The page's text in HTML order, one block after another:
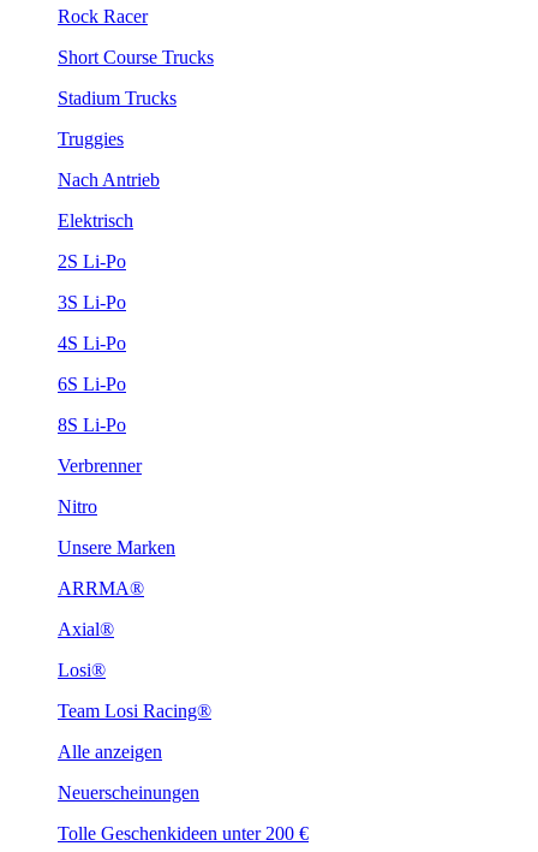
Rock Racer
Short Course Trucks
Stadium Trucks
Truggies
Nach Antrieb
Elektrisch
2S Li-Po
3S Li-Po
4S Li-Po
6S Li-Po
8S Li-Po
Verbrenner
Nitro
Unsere Marken
ARRMA®
Axial®
Losi®
Team Losi Racing®
Alle anzeigen
Neuerscheinungen
Tolle Geschenkideen unter 200 €